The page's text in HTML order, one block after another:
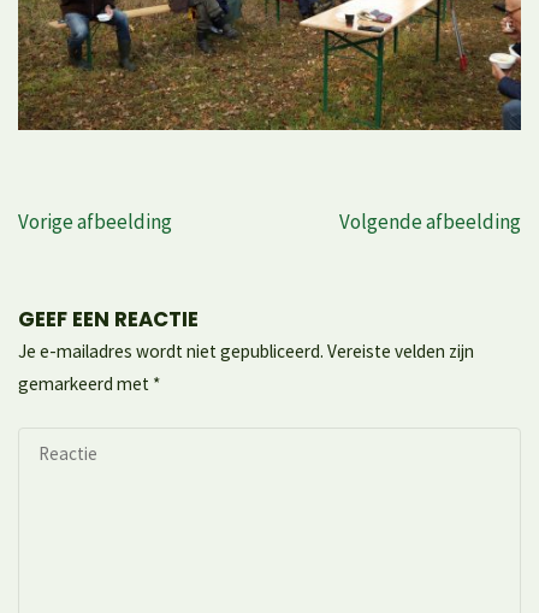
Vorige afbeelding Volgende afbeelding
GEEF EEN REACTIE
Je e-mailadres wordt niet gepubliceerd. Vereiste velden zijn
gemarkeerd met *